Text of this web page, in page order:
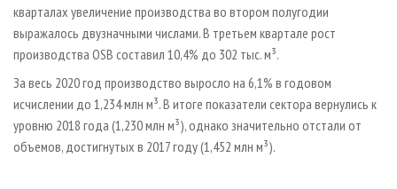
кварталах увеличение производства во втором полугодии
выражалось двузначными числами. В третьем квартале рост
производства OSB составил 10,4% до 302 тыс. м³.
За весь 2020 год производство выросло на 6,1% в годовом
исчислении до 1,234 млн м³. В итоге показатели сектора вернулись к
уровню 2018 года (1,230 млн м³), однако значительно отстали от
объемов, достигнутых в 2017 году (1,452 млн м³).